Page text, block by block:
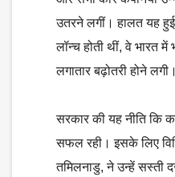
उतरने लगीं। हालत यह हुई
लॉन्च होती थीं, वे भारत
लगातार बढ़ोतरी होने लगी।
सरकार की यह नीति कि
सफल रही। इसके लिए
तमिलनाडु, ने उन्हें सस्ती